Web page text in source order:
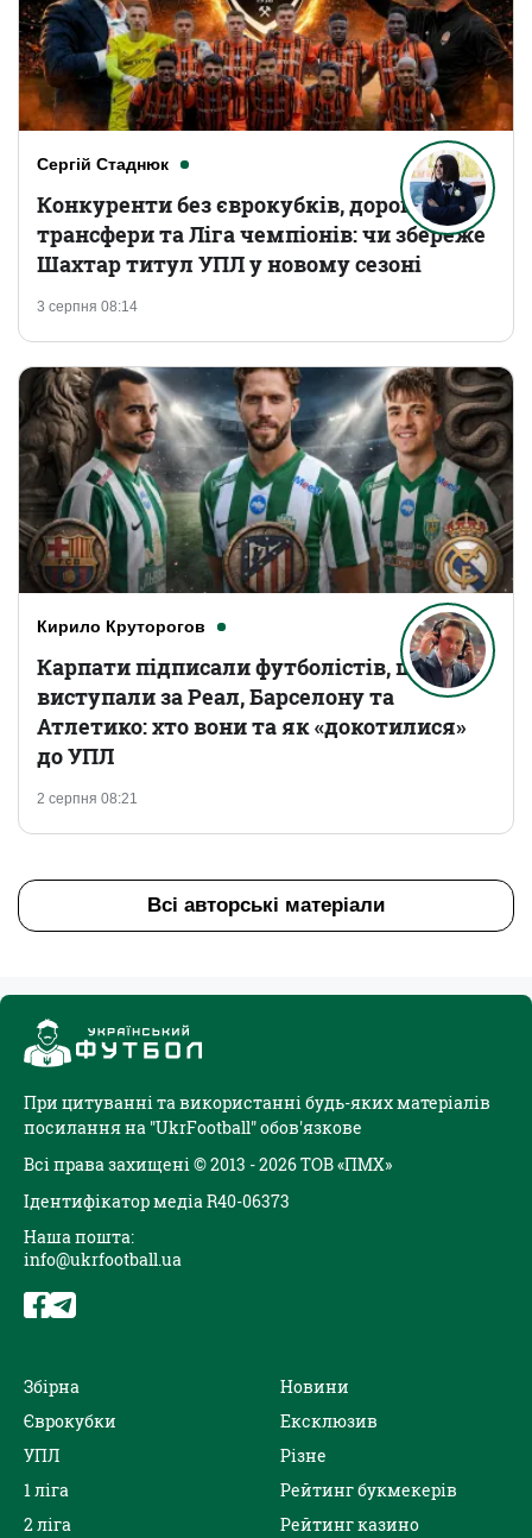
Сергій Стаднюк
3 серпня 08:14
Конкуренти без єврокубків, дорогі
трансфери та Ліга чемпіонів: чи збереже
Шахтар титул УПЛ у новому сезоні
Кирило Круторогов
2 серпня 08:21
Карпати підписали футболістів, що
виступали за Реал, Барселону та
Атлетико: хто вони та як «докотилися»
до УПЛ
Всі авторські матеріали
При цитуванні та використанні будь-яких матеріалів
посилання на "UkrFootball" обов'язкове
Всі права захищені © 2013 - 2026 ТОВ «ПМХ»
Ідентифікатор медіа R40-06373
Наша пошта:
info@ukrfootball.ua
Збірна
Єврокубки
УПЛ
1 ліга
2 ліга
Новини
Ексклюзив
Різне
Рейтинг букмекерів
Рейтинг казино